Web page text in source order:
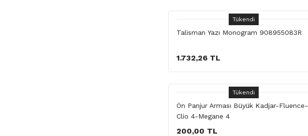
Tükendi
Talisman Yazı Monogram 908955083R
1.732,26 TL
Tükendi
Ön Panjur Arması Büyük Kadjar-Fluence-
Clio 4-Megane 4
200,00 TL